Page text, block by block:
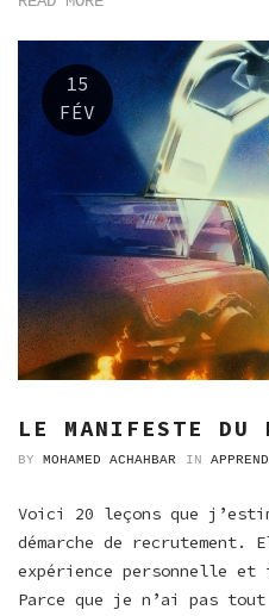
15
FÉV
LE MANIFESTE DU
BY MOHAMED ACHAHBAR IN
Voici 20 leçons que
démarche de recrutement.
expérience personnelle
Parce que je n’ai pas